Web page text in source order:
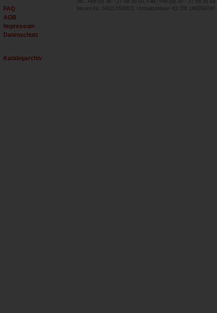
FAQ
AGB
Impressum
Datenschutz
Katalogarchiv
Steuer-Nr. 34/217/58303, Umsatzsteuer-ID: DE 196559745